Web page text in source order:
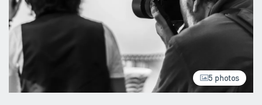
Panier
/EUR
Se connecter
5 photos